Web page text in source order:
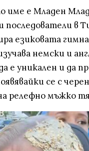
име е Младен
последователи в
езиковата
немски и
е уникален и да
се с
релефно мъжко